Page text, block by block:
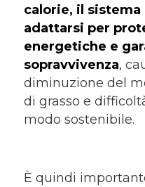
calorie, il
adattarsi per
energetiche e
sopravvivenza,
diminuzione del
di grasso e
modo sostenibile.
È quindi